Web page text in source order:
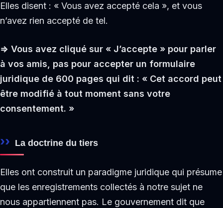
Elles disent : « Vous avez accepté cela », et vous
n’avez rien accepté de tel.
⇒ Vous avez cliqué sur « J’accepte » pour parler
à vos amis, pas pour accepter un formulaire
juridique de 600 pages qui dit : « Cet accord peut
être modifié à tout moment sans votre
consentement. »
La doctrine du tiers
Elles ont construit un paradigme juridique qui présume
que les enregistrements collectés à notre sujet ne
nous appartiennent pas. Le gouvernement dit que